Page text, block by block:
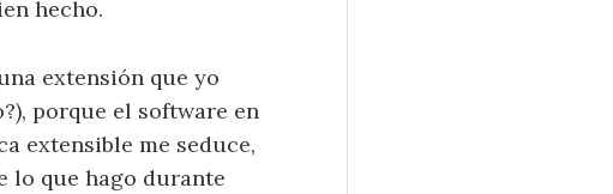
hecho.
extensión que yo
porque el software en
extensible me seduce,
lo que hago durante